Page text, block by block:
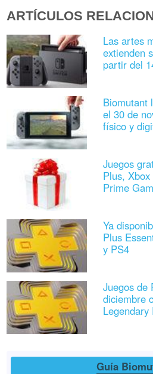
ARTÍCULOS
Las artes
extienden
partir del
Biomutant
el 30 de
físico y
Juegos
Plus,
Prime
Ya
Plus
y PS4
Juegos de
diciembre
Guía